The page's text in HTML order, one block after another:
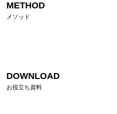
METHOD
メソッド
DOWNLOAD
お役立ち資料